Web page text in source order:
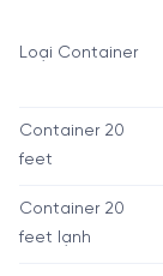
Loại Container
Container 20
feet
Container 20
feet lạnh